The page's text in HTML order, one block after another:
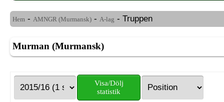
Hem - AMNGR (Murmansk) - A-lag - Truppen
Murman (Murmansk)
Visa/Dölj
statistik